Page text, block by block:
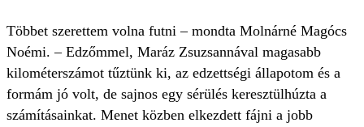
Többet szerettem volna futni – mondta Molnárné Magócs
Noémi. – Edzőmmel, Maráz Zsuzsannával magasabb
kilométerszámot tűztünk ki, az edzettségi állapotom és a
formám jó volt, de sajnos egy sérülés keresztülhúzta a
számításainkat. Menet közben elkezdett fájni a jobb